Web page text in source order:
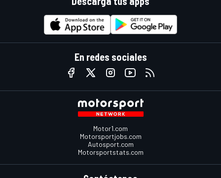
En redes sociales
Motor1.com
Motorsportjobs.com
Autosport.com
Motorsportstats.com